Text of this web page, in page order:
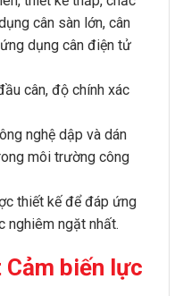
cân sàn lớn, cân
dụng cân điện tử
cân, độ chính xác
nghệ dập và dán
môi trường công
thiết kế để đáp ứng
nghiêm ngặt nhất.
biến lực